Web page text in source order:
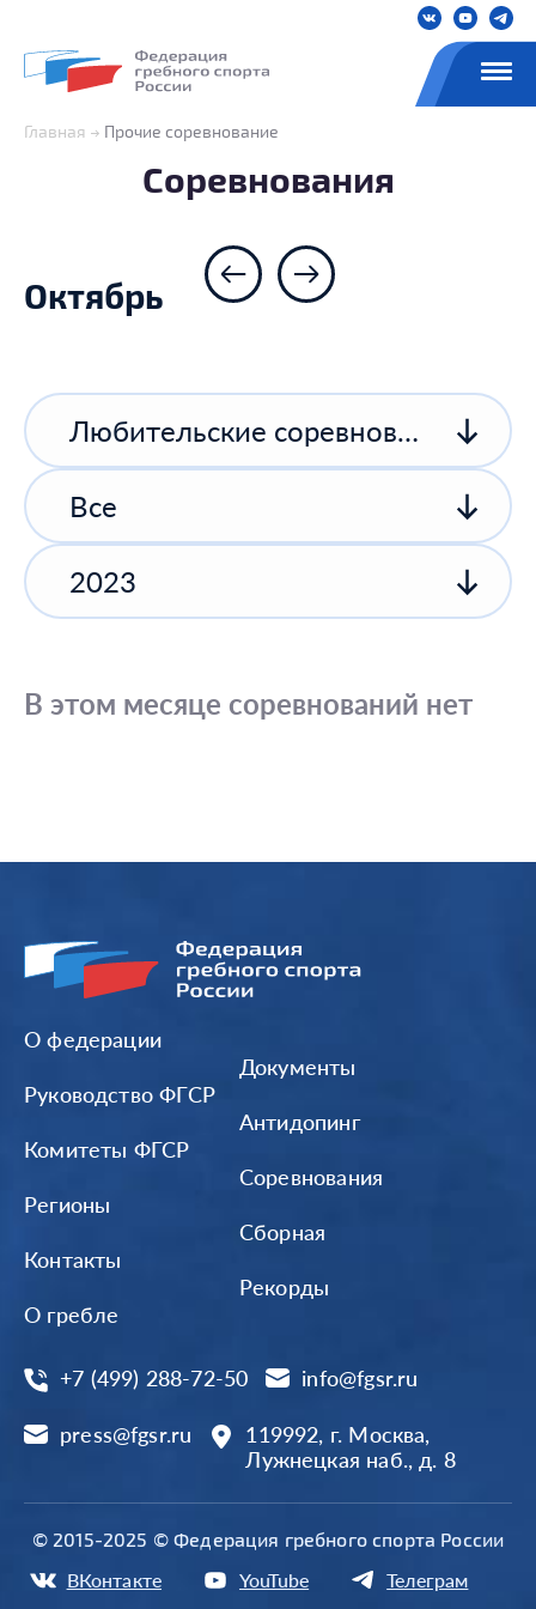
Главная Прочие соревнование
Соревнования
Октябрь
Любительские соревнования
Все
2023
В этом месяце соревнований нет
О федерации
Руководство ФГСР
Комитеты ФГСР
Регионы
Контакты
О гребле
Документы
Антидопинг
Соревнования
Сборная
Рекорды
+7 (499) 288-72-50 info@fgsr.ru
press@fgsr.ru
119992, г. Москва,
Лужнецкая наб., д. 8
© 2015-2025 © Федерация гребного спорта России
ВКонтакте YouTube Телеграм